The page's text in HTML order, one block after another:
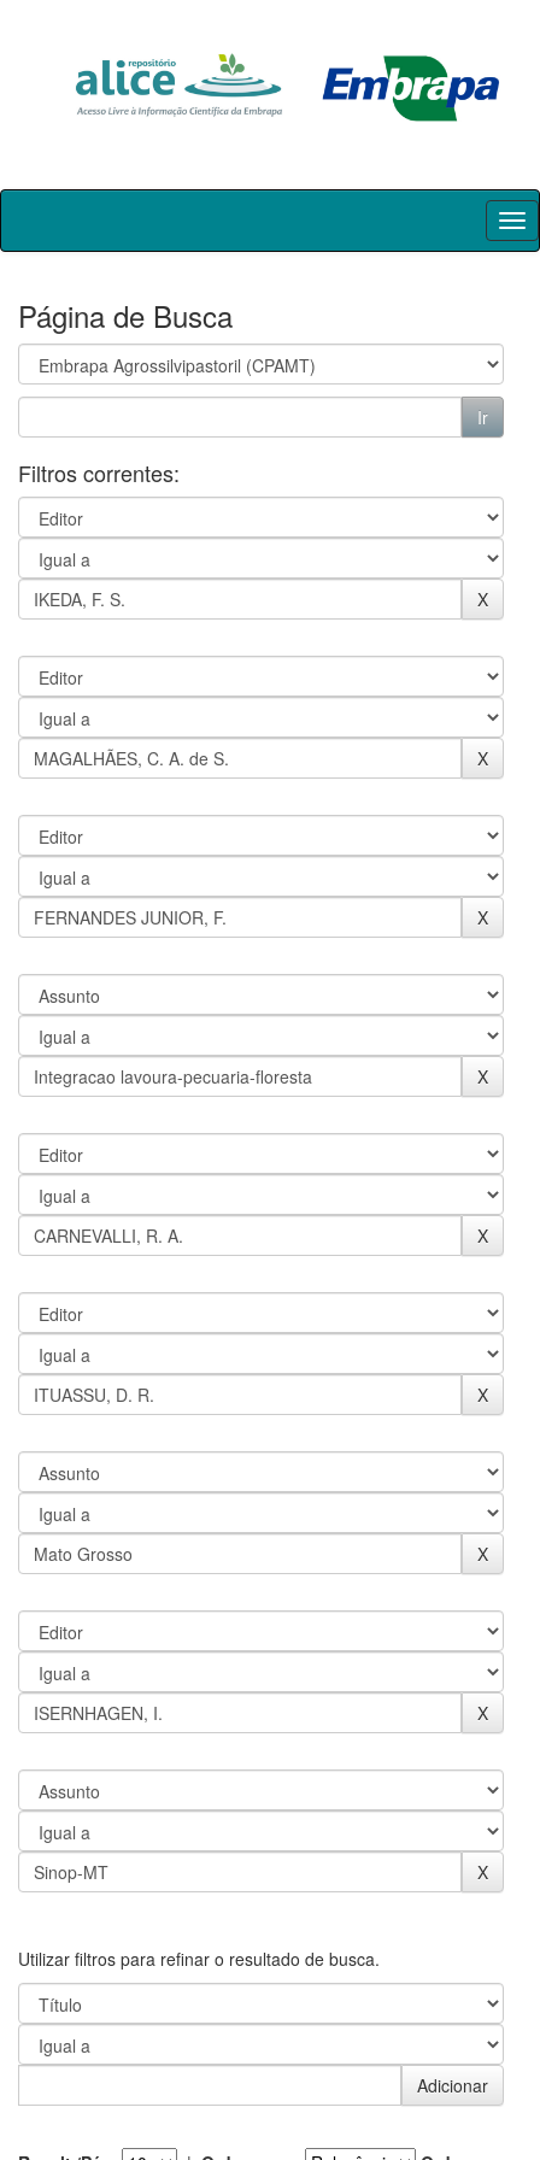
Skip
Página de Busca
Filtros correntes:
Utilizar filtros para refinar o resultado de busca.